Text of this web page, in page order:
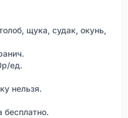
щука, судак, окунь,
ед.
нельзя.